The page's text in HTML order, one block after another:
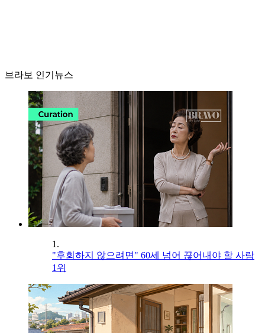
브라보 인기뉴스
1.
"후회하지 않으려면" 60세 넘어 끊어내야 할 사람
1위